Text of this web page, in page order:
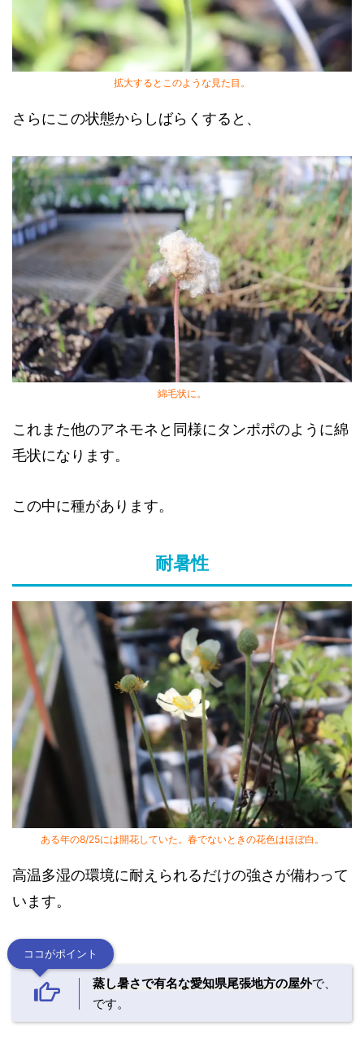
拡大するとこのような見た目。
さらにこの状態からしばらくすると、
綿毛状に。
これまた他のアネモネと同様にタンポポのように綿
毛状になります。
この中に種があります。
耐暑性
ある年の8/25には開花していた。春でないときの花色はほぼ白。
高温多湿の環境に耐えられるだけの強さが備わって
います。
ココがポイント
蒸し暑さで有名な愛知県尾張地方の屋外で、
です。